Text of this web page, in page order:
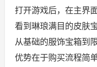
打开游戏后，在主界
看到琳琅满目的皮肤
从基础的服饰宝箱到
优势在于购买流程简